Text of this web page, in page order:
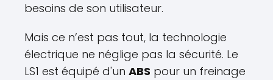
besoins de son utilisateur.
Mais ce n’est pas tout, la technologie
électrique ne néglige pas la sécurité. Le
LS1 est équipé d'un ABS pour un freinage